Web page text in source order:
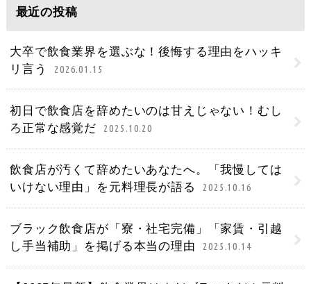
最近の投稿
大卒で飲食業界を選ぶな！後悔する理由をハッキ
リ言う
2026.01.15
初日で飲食店を辞めたいのは甘えじゃない！むし
ろ正常な感覚だ
2025.10.20
飲食店が汚くて辞めたいあなたへ。「我慢しては
いけない理由」を元料理長が語る
2025.10.16
ブラック飲食店が「寮・社宅完備」「家賃・引越
し手当補助」を掲げる本当の理由
2025.10.14